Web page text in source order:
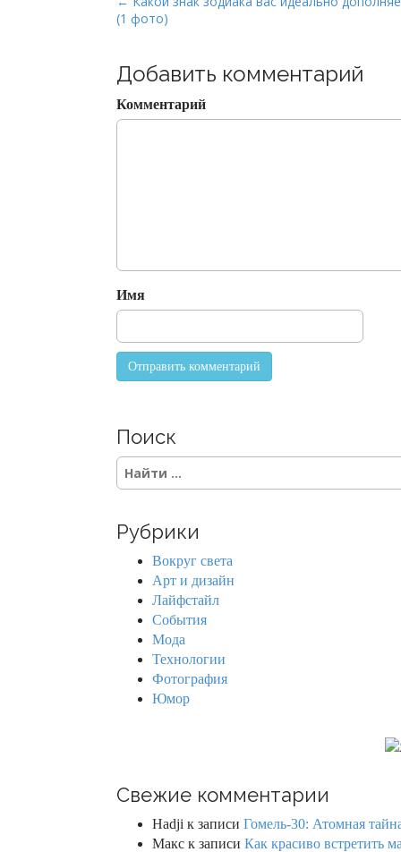
o
t
n
a
n
(1 фото)
Добавить комментарий
Комментарий
Имя
Поиск
S
e
c
Рубрики
Вокруг света
Арт и дизайн
Лайфстайл
События
Мода
Технологии
Фотография
Юмор
Свежие комментарии
Hadji к записи Гомель-30: Атомная
Макс к записи Как красиво встретить